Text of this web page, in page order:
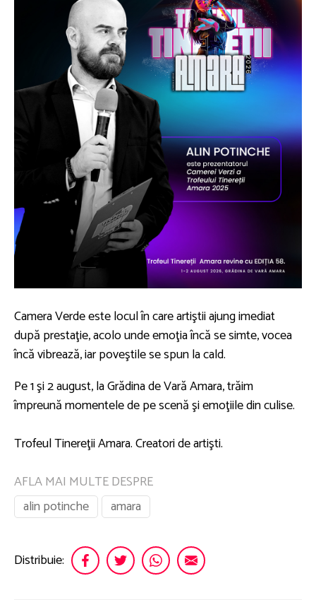
Camera Verde este locul în care artiştii ajung imediat
după prestaţie, acolo unde emoţia încă se simte, vocea
încă vibrează, iar poveştile se spun la cald.
Pe 1 şi 2 august, la Grădina de Vară Amara, trăim
împreună momentele de pe scenă şi emoţiile din culise.
Trofeul Tinereţii Amara. Creatori de artişti.
AFLA MAI MULTE DESPRE
alin potinche
amara
Distribuie: